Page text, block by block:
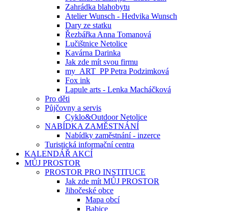
Zahrádka blahobytu
Atelier Wunsch - Hedvika Wunsch
Dary ze statku
Řezbářka Anna Tomanová
Lučištnice Netolice
Kavárna Darinka
Jak zde mít svou firmu
my_ART_PP Petra Podzimková
Fox ink
Lapule arts - Lenka Macháčková
Pro děti
Půjčovny a servis
Cyklo&Outdoor Netolice
NABÍDKA ZAMĚSTNÁNÍ
Nabídky zaměstnání - inzerce
Turistická informační centra
KALENDÁŘ AKCÍ
MŮJ PROSTOR
PROSTOR PRO INSTITUCE
Jak zde mít MŮJ PROSTOR
Jihočeské obce
Mapa obcí
Babice